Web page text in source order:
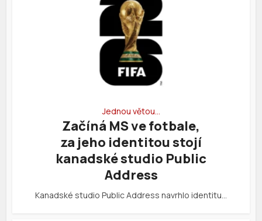
Jednou větou…
Začíná MS ve fotbale,
za jeho identitou stojí
kanadské studio Public
Address
Kanadské studio Public Address navrhlo identitu…